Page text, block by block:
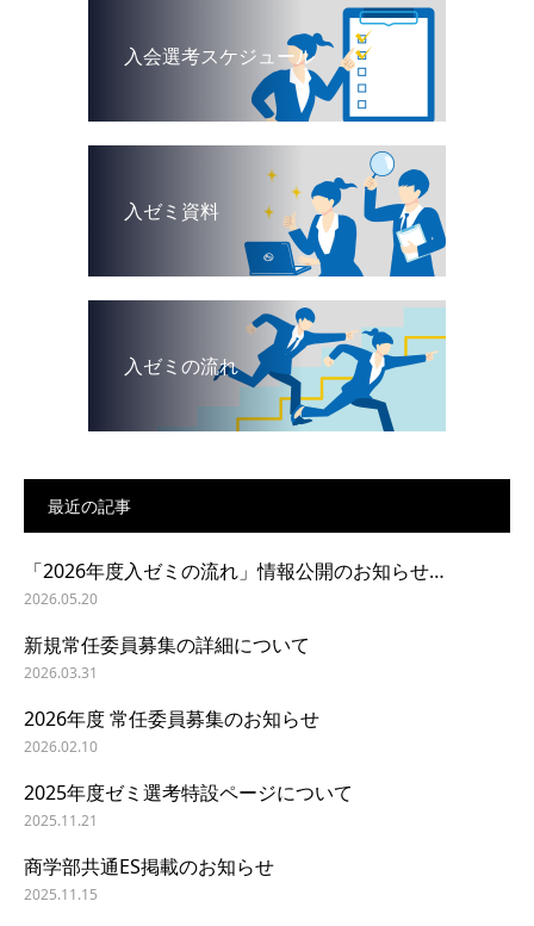
入会選考スケジュール
入ゼミ資料
入ゼミの流れ
最近の記事
「2026年度入ゼミの流れ」情報公開のお知らせ…
2026.05.20
新規常任委員募集の詳細について
2026.03.31
2026年度 常任委員募集のお知らせ
2026.02.10
2025年度ゼミ選考特設ページについて
2025.11.21
商学部共通ES掲載のお知らせ
2025.11.15